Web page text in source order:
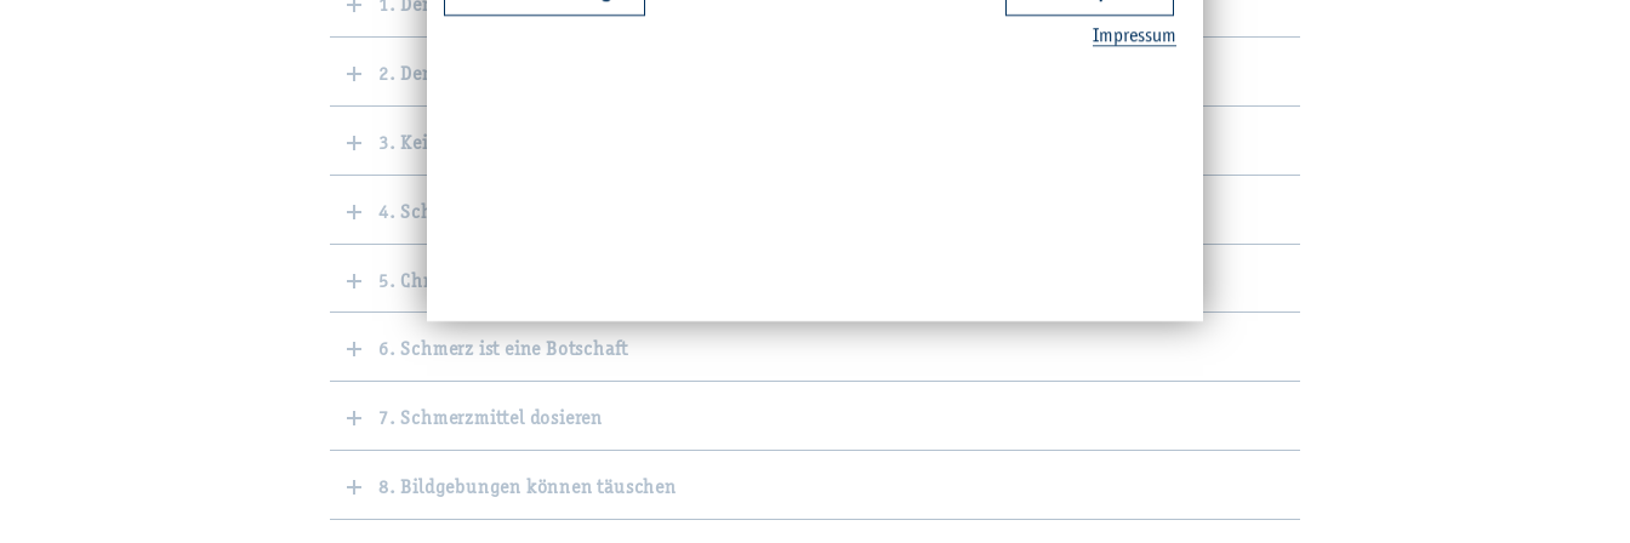
1. Der Rücken ist stark
2. Der Rücken will Bewegung
3. Keine Hysterie
4. Schmerz bedeutet nicht Schaden
5. Chronifizierung vermeiden
6. Schmerz ist eine Botschaft
7. Schmerzmittel dosieren
8. Bildgebungen können täuschen
Im­pres­sum